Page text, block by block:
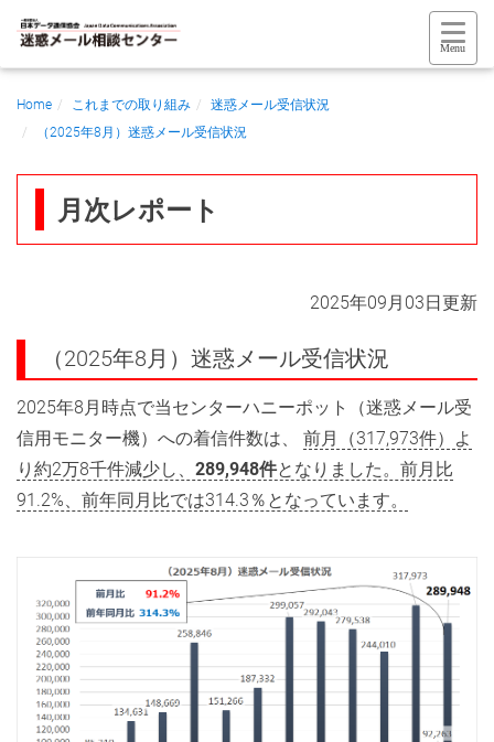
ゲ
ば
て、
こ
の
ペ
ー
ジ
へ
移
ナ
ビ
Menu
Home これまでの取り組み
迷惑メール受信状況
（2025年8月）迷惑メール受信状況
月次レポート
2025年09月03日更新
（2025年8月）迷惑メール受信状況
2025年8月時点で当センターハニーポット（迷惑メール受
信用モニター機）への着信件数は、 前月（317,973件）よ
り約2万8千件減少し、 289,948件となりました。前月比
91.2%、前年同月比では314.3％となっています。